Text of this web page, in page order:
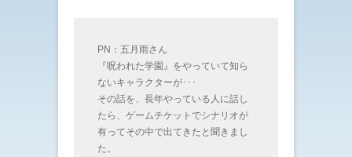
PN：五月雨さん
『呪われた学園』をやっていて知ら
ないキャラクターが･･･
その話を、長年やっている人に話し
たら、ゲームチケットでシナリオが
有ってその中で出てきたと聞きまし
た。